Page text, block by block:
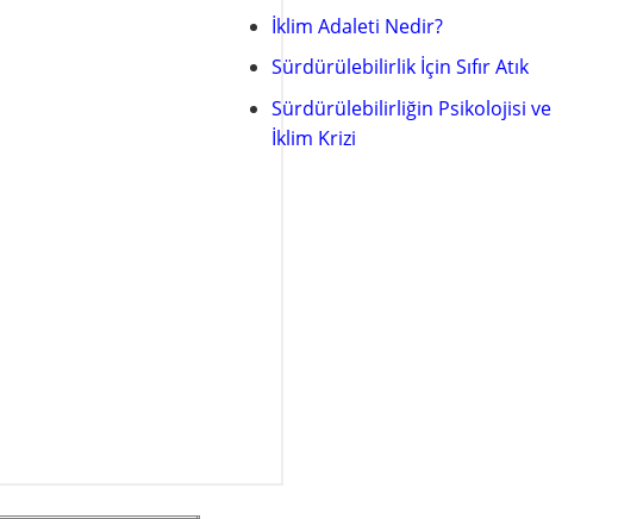
İklim Adaleti Nedir?
Sürdürülebilirlik İçin Sıfır Atık
Sürdürülebilirliğin Psikolojisi ve
İklim Krizi